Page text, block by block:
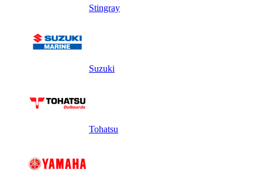
Stingray
Suzuki
Tohatsu